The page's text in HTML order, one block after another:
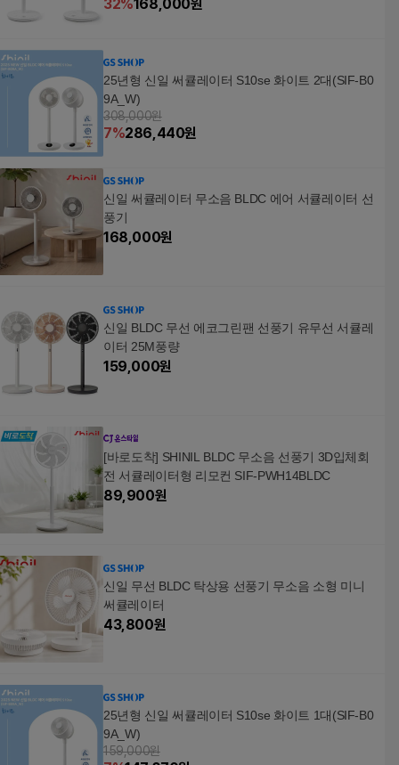
32%168,000원
25년형 신일 써큘레이터 S10se 화이트 2대(SIF-B0
9A_W)
308,000원
7%286,440원
신일 써큘레이터 무소음 BLDC 에어 서큘레이터 선
풍기
168,000원
신일 BLDC 무선 에코그린팬 선풍기 유무선 서큘레
이터 25M풍량
159,000원
[바로도착] SHINIL BLDC 무소음 선풍기 3D입체회
전 서큘레이터형 리모컨 SIF-PWH14BLDC
89,900원
신일 무선 BLDC 탁상용 선풍기 무소음 소형 미니
써큘레이터
43,800원
25년형 신일 써큘레이터 S10se 화이트 1대(SIF-B0
9A_W)
159,000원